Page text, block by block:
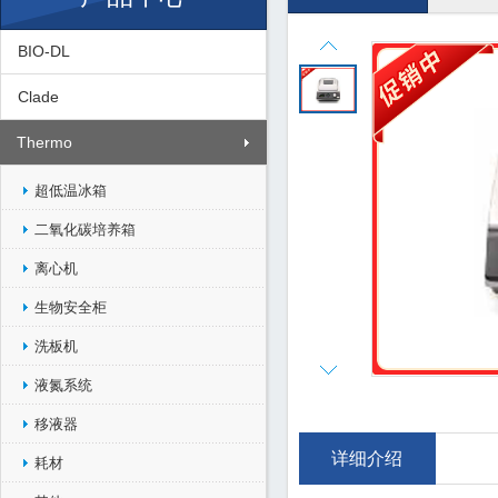
BIO-DL
Clade
Thermo
超低温冰箱
二氧化碳培养箱
离心机
生物安全柜
洗板机
液氮系统
移液器
耗材 详细介绍